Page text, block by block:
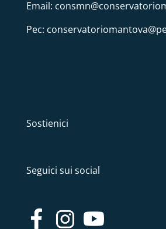
Email:
Pec:
Sostienici
Seguici sui social